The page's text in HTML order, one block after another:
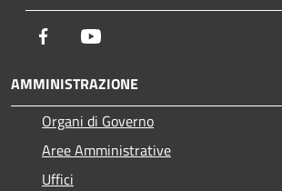
Facebook
AMMINISTRAZIONE
Organi di Governo
Aree Amministrative
Uffici